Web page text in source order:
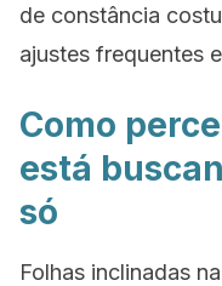
de constância
ajustes frequentes
Como
está
só
Folhas inclinadas